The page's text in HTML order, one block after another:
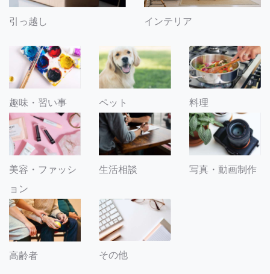
引っ越し インテリア
趣味・習い事 ペット 料理
美容・ファッシ
ョン
生活相談 写真・動画制作
高齢者 その他